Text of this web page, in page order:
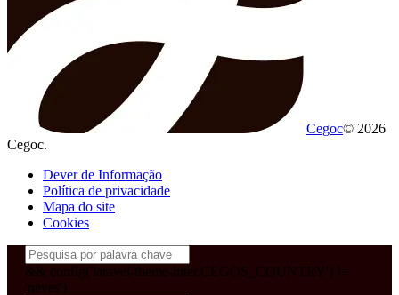
Cegoc© 2026
Cegoc.
Dever de Informação
Política de privacidade
Mapa do site
Cookies
&& config('laravel-theme-inter.CEGOS_COUNTRY') !=
'neves')